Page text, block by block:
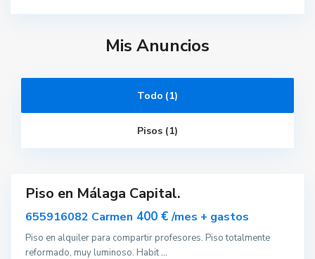
Mis Anuncios
Todo (1)
Pisos (1)
M
Piso en Málaga Capital.
655916082 Carmen 400 €/mes + gastos
Piso en alquiler para compartir profesores. Piso totalmente
reformado, muy luminoso. Habit...